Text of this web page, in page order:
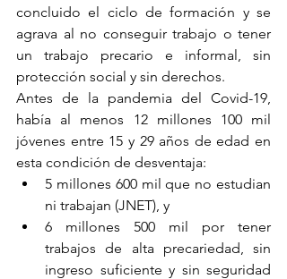
concluido el ciclo de formación y se
agrava al no conseguir trabajo o tener
un trabajo precario e informal, sin
protección social y sin derechos.
Antes de la pandemia del Covid-19,
había al menos 12 millones 100 mil
jóvenes entre 15 y 29 años de edad en
esta condición de desventaja:
5 millones 600 mil que no estudian
ni trabajan (JNET), y
6 millones 500 mil por tener
trabajos de alta precariedad, sin
ingreso suficiente y sin seguridad